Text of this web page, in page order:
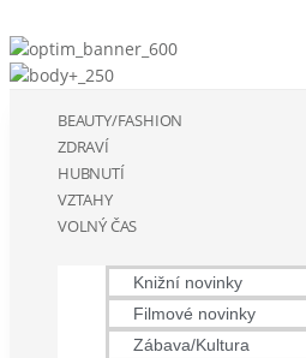
BEAUTY/FASHION
ZDRAVÍ
HUBNUTÍ
VZTAHY
VOLNÝ ČAS
Knižní novinky
Filmové novinky
Zábava/Kultura